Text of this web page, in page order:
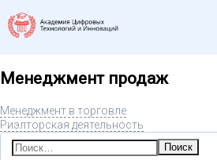
Менеджмент продаж
Менеджмент в торговле
Риэлторская деятельность
Найти: